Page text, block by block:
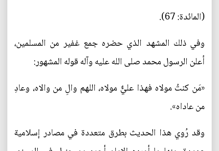
(المائدة: 67).
وفي ذلك المشهد الذي حضره جمع غفير من المسلمين،
أعلن الرسول محمد صلى الله عليه وآله قوله المشهور:
«مَن كنتُ مولاه فهذا عليٌّ مولاه، اللهم والِ من والاه، وعادِ
من عاداه».
وقد رُوي هذا الحديث بطرق متعددة في مصادر إسلامية